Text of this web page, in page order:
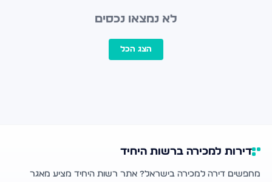
לא נמצאו נכסים
הצג הכל
דירות למכירה ברשות היחיד
מחפשים דירה למכירה בישראל? אתר רשות היחיד מציע מאגר